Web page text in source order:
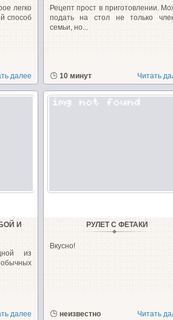
легко
способ
далее
Рецепт прост в приготовлении.
подать на стол не только
семьи, но...
10 минут Читать
И
из
далее
РУЛЕТ С ФЕТАКИ
Вкусно!
неизвестно Читать